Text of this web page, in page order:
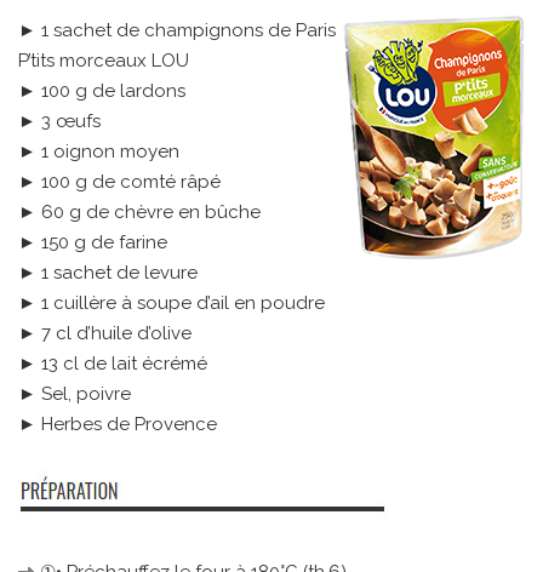
► 1 sachet de champignons de Paris
P’tits morceaux LOU
► 100 g de lardons
► 3 œufs
► 1 oignon moyen
► 100 g de comté râpé
► 60 g de chèvre en bûche
► 150 g de farine
► 1 sachet de levure
► 1 cuillère à soupe d’ail en poudre
► 7 cl d’huile d’olive
► 13 cl de lait écrémé
► Sel, poivre
► Herbes de Provence